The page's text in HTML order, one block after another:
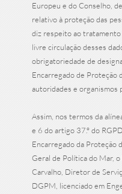
Europeu e do Conselho,
relativo à proteção das
diz respeito ao tratamento
livre circulação desses
obrigatoriedade de
Encarregado de Proteção
autoridades e organismos
Assim, nos termos da
e 6 do artigo 37.º do
Encarregado da Proteção
Geral de Política do Mar, o
Carvalho, Diretor de
DGPM, licenciado em